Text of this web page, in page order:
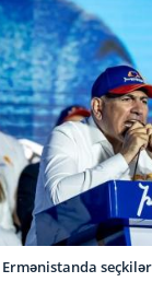
Ermənistanda